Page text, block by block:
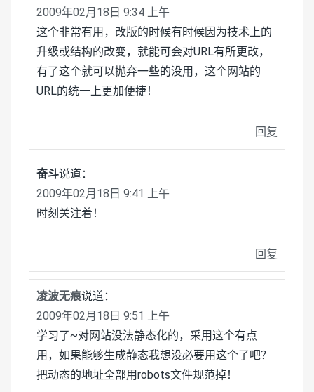
2009年02月18日 9:34 上午
这个非常有用，改版的时候有时候因为技术上的
升级或结构的改变，就能可会对URL有所更改，
有了这个就可以抛弃一些的没用，这个网站的
URL的统一上更加便捷！
回复
奋斗说道：
2009年02月18日 9:41 上午
时刻关注着！
回复
凌波无痕说道：
2009年02月18日 9:51 上午
学习了~对网站没法静态化的，采用这个有点
用，如果能够生成静态我想没必要用这个了吧？
把动态的地址全部用robots文件规范掉！